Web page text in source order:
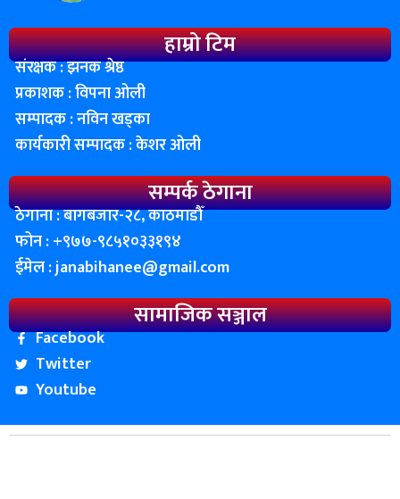
हाम्रो टिम
संरक्षक : झनक श्रेष्ठ
प्रकाशक : विपना ओली
सम्पादक : नविन खड्का
कार्यकारी सम्पादक : केशर ओली
सम्पर्क ठेगाना
ठेगाना : बागबजार-२८, काठमाडाैँ
फोन : ‌+९७७-९८५१०३३१९४
ईमेल :janabihanee@gmail.com
सामाजिक सञ्जाल
Facebook
Twitter
Youtube